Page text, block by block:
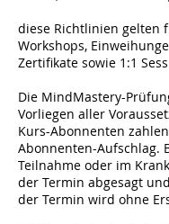
diese Richtlinien gelten
Workshops,
Zertifikate sowie 1:1
Die MindMastery-
Vorliegen aller
Kurs-Abonnenten
Abonnenten-Aufschlag.
Teilnahme oder im
der Termin abgesagt
der Termin wird ohne